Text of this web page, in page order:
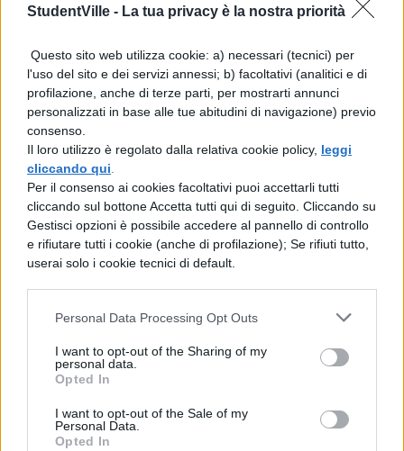
StudentVille - La tua privacy è la nostra priorità
Questo sito web utilizza cookie: a) necessari (tecnici) per
l'uso del sito e dei servizi annessi; b) facoltativi (analitici e di
profilazione, anche di terze parti, per mostrarti annunci
personalizzati in base alle tue abitudini di navigazione) previo
consenso.
Il loro utilizzo è regolato dalla relativa cookie policy, leggi
cliccando qui
Per il consenso ai cookies facoltativi puoi accettarli tutti
cliccando sul bottone Accetta tutti qui di seguito. Cliccando su
Gestisci opzioni è possibile accedere al pannello di controllo
e rifiutare tutti i cookie (anche di profilazione); Se rifiuti tutto,
userai solo i cookie tecnici di default.
Personal Data Processing Opt Outs
I want to opt-out of the Sharing of my
personal data.
Opted In
I want to opt-out of the Sale of my
Personal Data.
Opted In
dialettica della natura , non solo della storia.
‘leggi del pensiero’, ma ‘leggi esistenti
oggettivamente nella realtà. Tali leggi
vanno scoperte nelle cose, estratte da esse:
qui sta la difficoltà, soprattutto per quel che
concerne la natura. Caratteristica
costitutiva della materia é il movimento : di
esso, secondo Engels, possono essere
ravvisate tre leggi basilari, già riconosciute
a suo tempo da Hegel, ma solo come leggi
del pensiero, non della realtà; esse sono: 1 )
la conversione della quantità in qualità e
viceversa: essa comporta, tra l’altro, che
tramite aggiunte o sottrazioni continue di
materia o movimento, a un certo punto